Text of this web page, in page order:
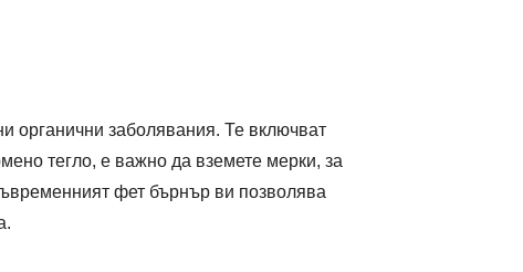
органични заболявания. Те включват
тегло, е важно да вземете мерки, за
фет бърнър ви позволява